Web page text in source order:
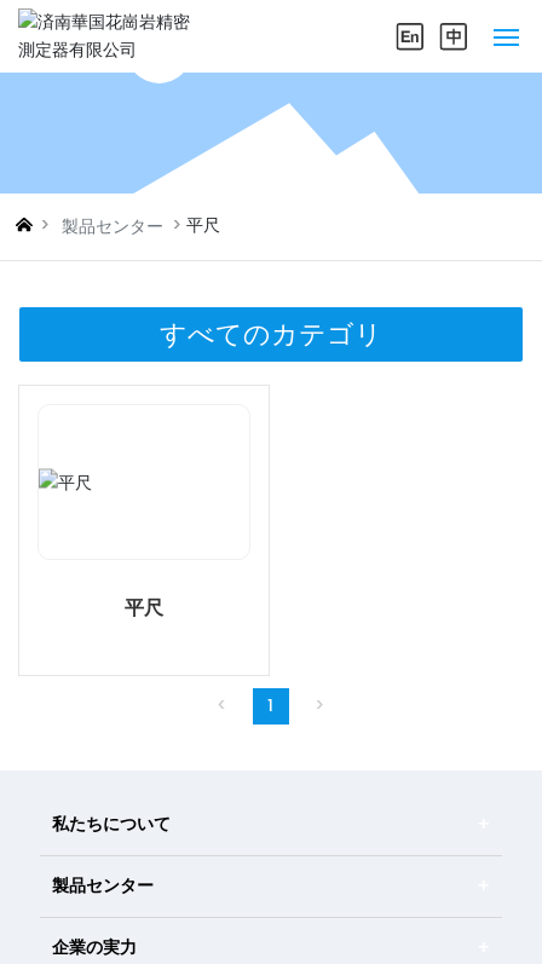
製品センター
ニュースセンター
製品センター 平尺
すべてのカテゴリ
平尺
< 1 >
私たちについて
製品センター
企業の実力